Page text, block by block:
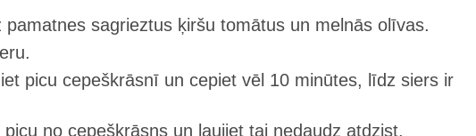
sagrieztus ķiršu tomātus un melnās olīvas.
picu cepeškrāsnī un cepiet vēl 10 minūtes, līdz siers ir
picu no cepeškrāsns un ļaujiet tai nedaudz atdzist.